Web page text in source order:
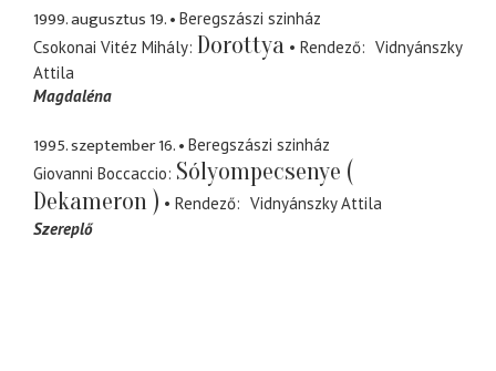
1999. augusztus 19.
Beregszászi szinház
Csokonai Vitéz Mihály Dorottya Rendező
Vidnyánszky
Attila
Magdaléna
1995. szeptember 16.
Beregszászi szinház
Giovanni Boccaccio Sólyompecsenye (
Dekameron )
Rendező
Vidnyánszky Attila
Szereplő